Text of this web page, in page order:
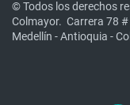
© Todos los derechos
Colmayor. Carrera 78
Medellín - Antioquia -